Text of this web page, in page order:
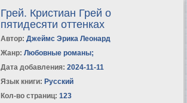
Грей. Кристиан Грей о
пятидесяти оттенках
Автор: Джеймс Эрика Леонард
Жанр: Любовные романы;
Дата добавления: 2024-11-11
Язык книги: Русский
Кол-во страниц: 123